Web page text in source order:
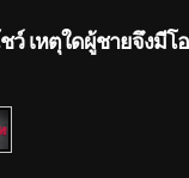
ว์ เหตุใดผู้ชายจึงมี